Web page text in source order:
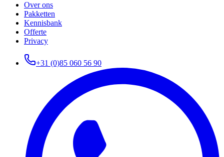
Over ons
Pakketten
Kennisbank
Offerte
Privacy
+31 (0)85 060 56 90